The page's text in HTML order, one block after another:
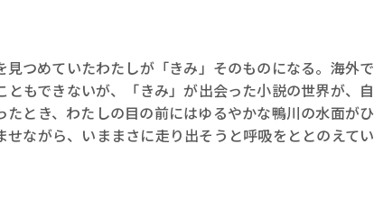
つめていたわたしが「きみ」そのものになる。海外で
もできないが、「きみ」が出会った小説の世界が、自
とき、わたしの目の前にはゆるやかな鴨川の水面がひ
ながら、いままさに走り出そうと呼吸をととのえてい